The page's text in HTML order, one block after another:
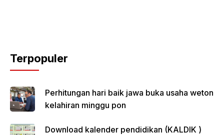
Terpopuler
Perhitungan hari baik jawa buka usaha weton
kelahiran minggu pon
Download kalender pendidikan (KALDIK )